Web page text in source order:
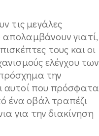
τις μεγάλες
γιατί,
τους και οι
ελέγχου των
την
αυτοί που πρόσφατα
ένα οβάλ τραπέζι
για την διακίνηση